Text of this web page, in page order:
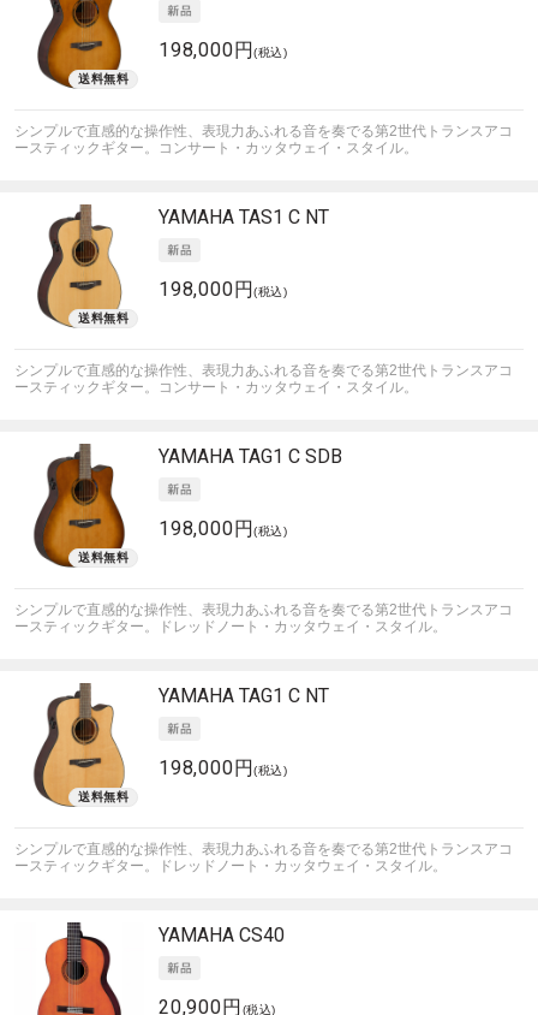
198,000円(税込)
シンプルで直感的な操作性、表現力あふれる音を奏でる第2世代トランスアコ
ースティックギター。コンサート・カッタウェイ・スタイル。
YAMAHA TAS1 C NT
198,000円(税込)
シンプルで直感的な操作性、表現力あふれる音を奏でる第2世代トランスアコ
ースティックギター。コンサート・カッタウェイ・スタイル。
YAMAHA TAG1 C SDB
198,000円(税込)
シンプルで直感的な操作性、表現力あふれる音を奏でる第2世代トランスアコ
ースティックギター。ドレッドノート・カッタウェイ・スタイル。
YAMAHA TAG1 C NT
198,000円(税込)
シンプルで直感的な操作性、表現力あふれる音を奏でる第2世代トランスアコ
ースティックギター。ドレッドノート・カッタウェイ・スタイル。
YAMAHA CS40
20,900円 (税込)